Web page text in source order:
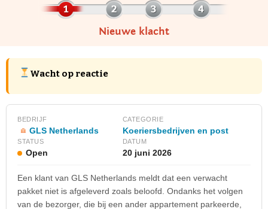
Nieuwe klacht
Wacht op reactie
BEDRIJF
GLS Netherlands
CATEGORIE
Koeriersbedrijven en post
STATUS
Open
DATUM
20 juni 2026
Een klant van GLS Netherlands meldt dat een verwacht
pakket niet is afgeleverd zoals beloofd. Ondanks het volgen
van de bezorger, die bij een ander appartement parkeerde,